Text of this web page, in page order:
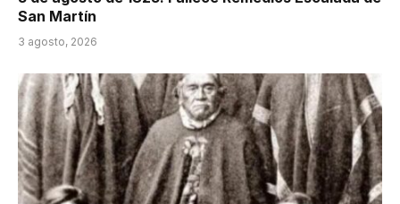
San Martín
3 agosto, 2026